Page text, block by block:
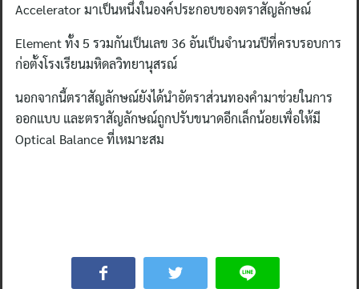
Accelerator มาเป็นหนึ่งในองค์ประกอบของตราสัญลักษณ์
Element ทั้ง 5 รวมกันเป็นเลข 36 อันเป็นจำนวนปีที่ครบรอบการ
ก่อตั้งโรงเรียนมหิดลวิทยานุสรณ์
นอกจากนี้ตราสัญลักษณ์ยังได้นำอัตราส่วนทองคำมาช่วยในการ
ออกแบบ และตราสัญลักษณ์ถูกปรับขนาดอีกเล็กน้อยเพื่อให้มี
Optical Balance ที่เหมาะสม